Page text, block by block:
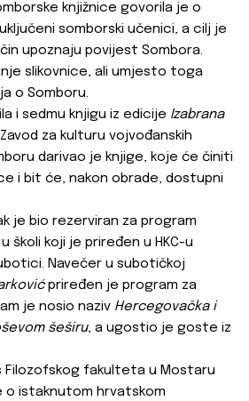
knjižnice govorila je o
somborski učenici, a cilj je
upoznaju povijest Sombora.
slikovnice, ali umjesto toga
o Somboru.
i sedmu knjigu iz edicije Izabrana
za kulturu vojvođanskih
darivao je knjige, koje će činiti
i bit će, nakon obrade, dostupni
je bio rezerviran za program
školi koji je priređen u HKC-u
Navečer u subotičkoj
priređen je program za
je nosio naziv Hercegovačka i
šeširu, a ugostio je goste iz
Filozofskog fakulteta u Mostaru
o istaknutom hrvatskom